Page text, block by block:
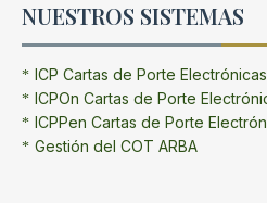
NUESTROS SISTEMAS
ICP Cartas de Porte
ICPOn Cartas de Porte
ICPPen Cartas de Porte
Gestión del COT ARBA